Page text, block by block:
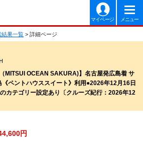
マイページ メニュー
結果一覧 > 詳細ページ
MITSUI OCEAN SAKURA)】名古屋発広島着 サ
ペントハウススイート》利用●2026年12月16日
カテゴリー設定あり〔クルーズ紀行：2026年12
円